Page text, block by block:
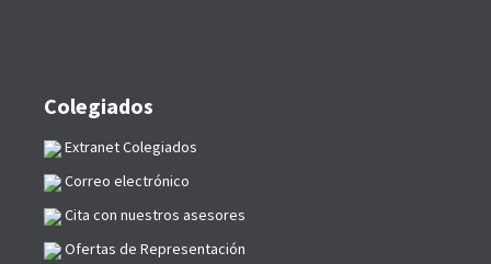
Colegiados
Extranet Colegiados
Correo electrónico
Cita con nuestros asesores
Ofertas de Representación